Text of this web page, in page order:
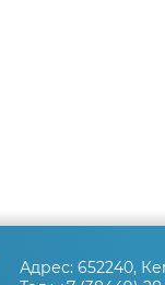
Адрес: 652240,